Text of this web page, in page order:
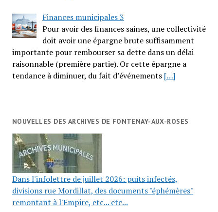
Finances municipales 3
Pour avoir des finances saines, une collectivité
doit avoir une épargne brute suffisamment
importante pour rembourser sa dette dans un délai
raisonnable (première partie). Or cette épargne a
tendance à diminuer, du fait d’événements […]
NOUVELLES DES ARCHIVES DE FONTENAY-AUX-ROSES
Dans l'infolettre de juillet 2026: puits infectés,
divisions rue Mordillat, des documents "éphémères"
remontant à l'Empire, etc... etc...